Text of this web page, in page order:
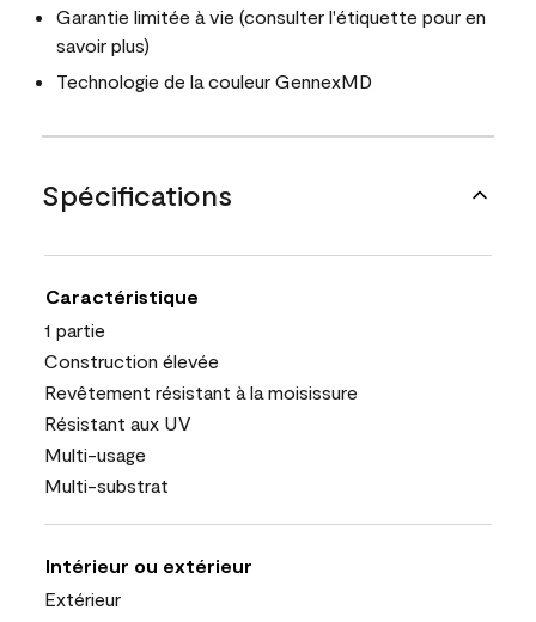
Garantie limitée à vie (consulter l'étiquette pour en
savoir plus)
Technologie de la couleur GennexMD
Spécifications
Caractéristique
1 partie
Construction élevée
Revêtement résistant à la moisissure
Résistant aux UV
Multi-usage
Multi-substrat
Intérieur ou extérieur
Extérieur